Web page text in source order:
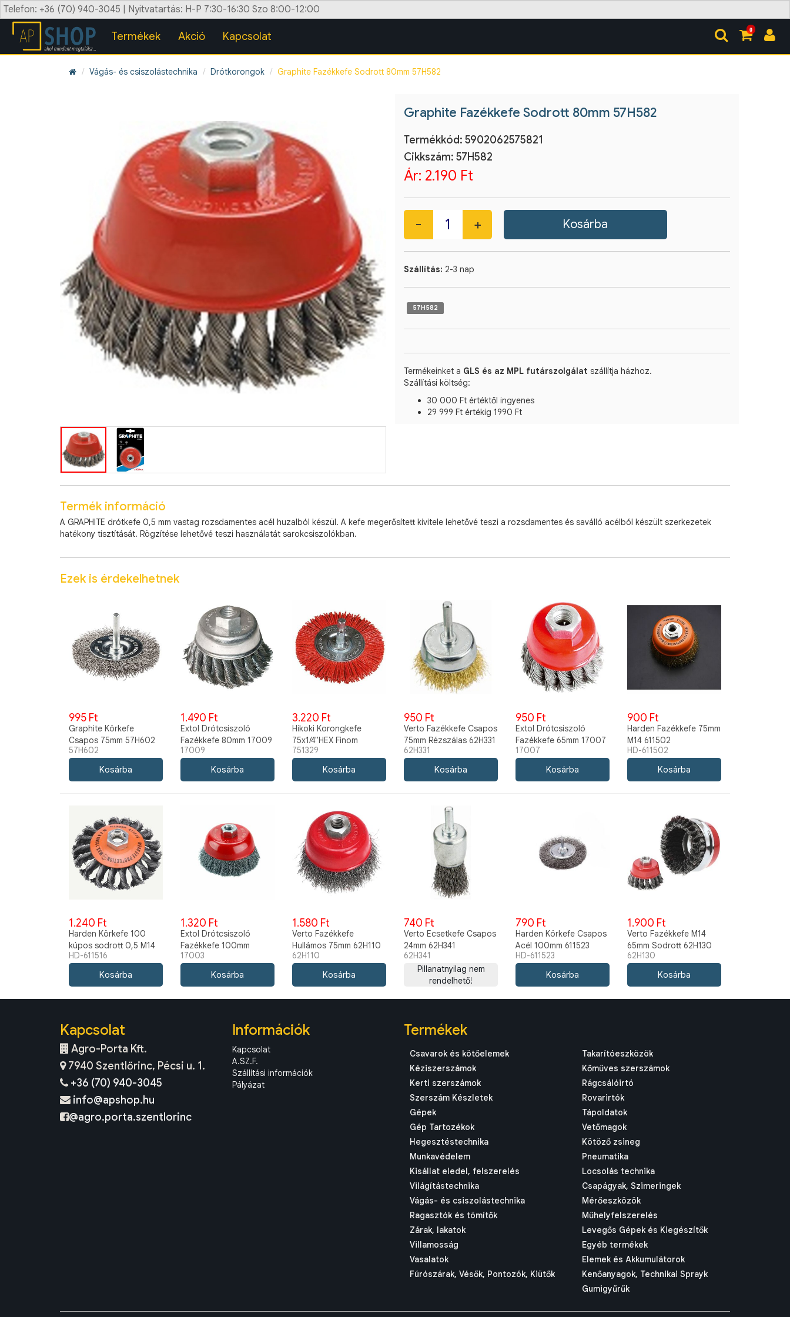
Telefon: +36 (70) 940-3045 | Nyitvatartás: H-P 7:30-16:30 Szo 8:00-12:00
0
Termékek Akció Kapcsolat
Vágás- és csiszolástechnika Drótkorongok Graphite Fazékkefe Sodrott 80mm 57H582
Graphite Fazékkefe Sodrott 80mm 57H582
Termékkód: 5902062575821
Cikkszám: 57H582
Ár: 2.190 Ft
Szállítás: 2-3 nap
57H582
Termékeinket a GLS és az MPL futárszolgálat szállítja házhoz.
Szállítási költség:
30 000 Ft értéktől ingyenes
29 999 Ft értékig 1990 Ft
Termék információ
A GRAPHITE drótkefe 0,5 mm vastag rozsdamentes acél huzalból készül. A kefe megerősített kivitele lehetővé teszi a rozsdamentes és saválló acélból készült szerkezetek
hatékony tisztítását. Rögzítése lehetővé teszi használatát sarokcsiszolókban.
Ezek is érdekelhetnek
995 Ft
Graphite Körkefe
Csapos 75mm 57H602
57H602
1.490 Ft
Extol Drótcsiszoló
Fazékkefe 80mm 17009
17009
3.220 Ft
Hikoki Korongkefe
75x1/4"HEX Finom
751329
751329
950 Ft
Verto Fazékkefe Csapos
75mm Rézszálas 62H331
62H331
950 Ft
Extol Drótcsiszoló
Fazékkefe 65mm 17007
17007
900 Ft
Harden Fazékkefe 75mm
M14 611502
HD-611502
1.240 Ft
Harden Körkefe 100
kúpos sodrott 0,5 M14
611516
HD-611516
1.320 Ft
Extol Drótcsiszoló
Fazékkefe 100mm
17003
17003
1.580 Ft
Verto Fazékkefe
Hullámos 75mm 62H110
62H110
740 Ft
Verto Ecsetkefe Csapos
24mm 62H341
62H341
Pillanatnyilag nem
rendelhető!
790 Ft
Harden Körkefe Csapos
Acél 100mm 611523
HD-611523
1.900 Ft
Verto Fazékkefe M14
65mm Sodrott 62H130
62H130
Kapcsolat
Agro-Porta Kft.
7940 Szentlőrinc, Pécsi u. 1.
+36 (70) 940-3045
info@apshop.hu
@agro.porta.szentlorinc
Információk
Kapcsolat
A.SZ.F.
Szállítási információk
Pályázat
Termékek
Csavarok és kötőelemek
Kéziszerszámok
Kerti szerszámok
Szerszám Készletek
Gépek
Gép Tartozékok
Hegesztéstechnika
Munkavédelem
Kisállat eledel, felszerelés
Világítástechnika
Vágás- és csiszolástechnika
Ragasztók és tömítők
Zárak, lakatok
Villamosság
Vasalatok
Fúrószárak, Vésők, Pontozók, Kiütők
Takarítóeszközök
Kőműves szerszámok
Rágcsálóirtó
Rovarirtók
Tápoldatok
Vetőmagok
Kötöző zsineg
Pneumatika
Locsolás technika
Csapágyak, Szimeringek
Mérőeszközök
Műhelyfelszerelés
Levegős Gépek és Kiegészítők
Egyéb termékek
Elemek és Akkumulátorok
Kenőanyagok, Technikai Sprayk
Gumigyűrűk